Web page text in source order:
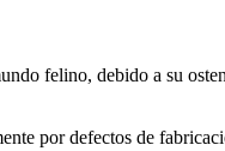
felino, debido a su
por defectos de